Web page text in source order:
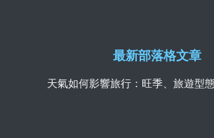
最新部落格文章
天氣如何影響旅行：旺季、旅遊型